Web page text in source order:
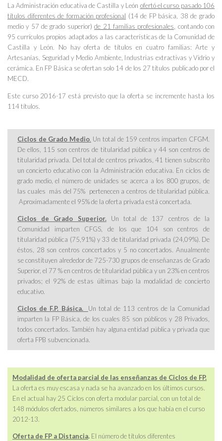
La Administración educativa de Castilla y León ofertó el curso pasado 106
títulos diferentes de formación profesional (14 de FP básica, 38 de grado
medio y 57 de grado superior)de 21 familias profesionales, contando con
95 currículos propios adaptados a las características de la Comunidad de
Castilla y León. No hay oferta de títulos en cuatro familias: Arte y
Artesanías, Seguridad y Medio Ambiente, Industrias extractivas y Vidrio y
cerámica. En FP Básica se ofertan solo 14 de los 27 títulos publicado por el
MECD.
Este curso 2016-17 está previsto que la oferta se incremente hasta los
114 títulos.
Ciclos de Grado Medio. Un total de 159 centros imparten CFGM.
De ellos, 115 son centros de titularidad pública y 44 son centros de
titularidad privada. Del total de centros privados, 41 tienen subscrito
un concierto educativo con la Administración educativa. En ciclos de
grado medio, el número de unidades se acerca a los 800 grupos, de
las cuales más del 75% pertenecen a centros de titularidad pública.
Aproximadamente el 95% de la oferta privada está concertada.
Ciclos de Grado Superior.Un total de 137 centros de la
Comunidad imparten CFGS, de los que 104 son centros de
titularidad pública (75,91%) y 33 de titularidad privada (24,09%). De
éstos, 28 son centros concertados y 5 no concertados. Anualmente
se constituyen alrededor de 725-730 grupos de enseñanzas de Grado
Superior, el 77 % en centros de titularidad pública y un 23% en centros
privados; el 92% de estas últimas bajo la modalidad de concierto
educativo.
Ciclos de F.P. Básica. Un total de 113 centros de la Comunidad
imparten la FP Básica, de los cuales 85 son públicos y 28 Privados,
todos concertados. También hay alguna entidad pública y privada que
oferta FPB subvencionada.
Modalidad de oferta parcial de las enseñanzas de Ciclos de FP.
La oferta es muy escasa y nada se ha avanzado en los últimos cursos.
En el actual hay 25 Ciclos con oferta modular parcial, con un total de
148 módulos ofertados, números similares a los que había en el curso
2012-13.
Oferta de FP a Distancia. El número de títulos diferentes